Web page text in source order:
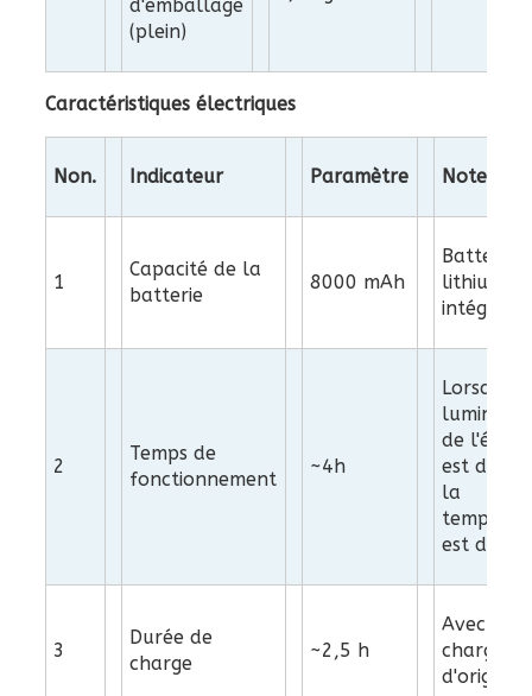
d'emballage
(plein)
Caractéristiques électriques
Non. Indicateur Paramètre Notes
1
Capacité de la
batterie
8000 mAh
Batterie
lithium
intégrée
2
Temps de
fonctionnement
~4h
Lorsque
de l'écran
est de 20
la
est de 25
3
Durée de
charge
~2,5 h
Avec le
chargeur
d'origine